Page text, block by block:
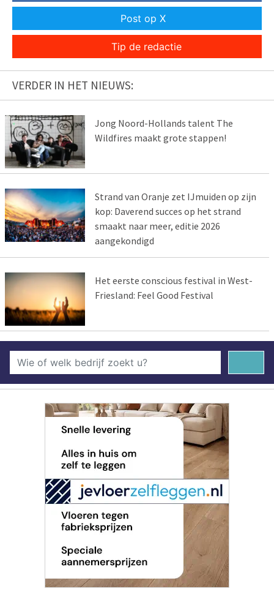
Post op X
Tip de redactie
VERDER IN HET NIEUWS:
Jong Noord-Hollands talent The
Wildfires maakt grote stappen!
Strand van Oranje zet IJmuiden op zijn
kop: Daverend succes op het strand
smaakt naar meer, editie 2026
aangekondigd
Het eerste conscious festival in West-
Friesland: Feel Good Festival